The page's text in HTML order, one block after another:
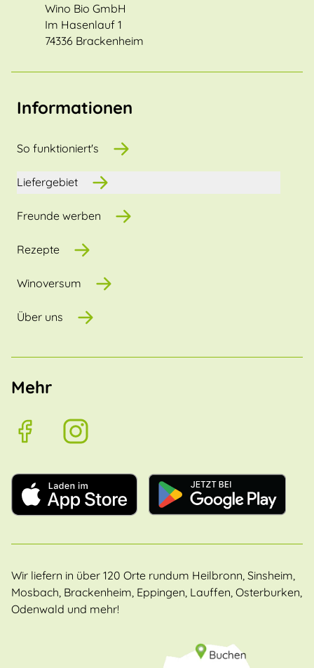
Wino Bio GmbH
Im Hasenlauf 1
74336 Brackenheim
Informationen
So funktioniert's
Liefergebiet
Freunde werben
Rezepte
Winoversum
Über uns
Mehr
Wir liefern in über 120 Orte rundum Heilbronn, Sinsheim,
Mosbach, Brackenheim, Eppingen, Lauffen, Osterburken,
Odenwald und mehr!